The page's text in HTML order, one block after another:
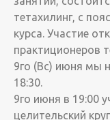
тетахилинг, с
курса. Участие
практиционеров
9го (Вс) июня мы
18:30.
9го июня в 19:00
целительский